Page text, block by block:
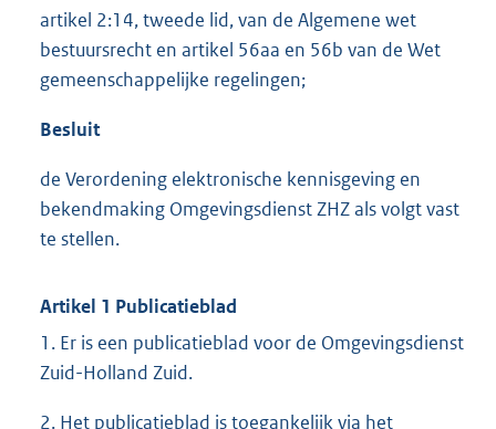
artikel 2:14, tweede lid, van de Algemene wet
bestuursrecht en artikel 56aa en 56b van de Wet
gemeenschappelijke regelingen;
Besluit
de Verordening elektronische kennisgeving en
bekendmaking Omgevingsdienst ZHZ als volgt vast
te stellen.
Artikel 1 Publicatieblad
1. Er is een publicatieblad voor de Omgevingsdienst
Zuid-Holland Zuid.
2. Het publicatieblad is toegankelijk via het